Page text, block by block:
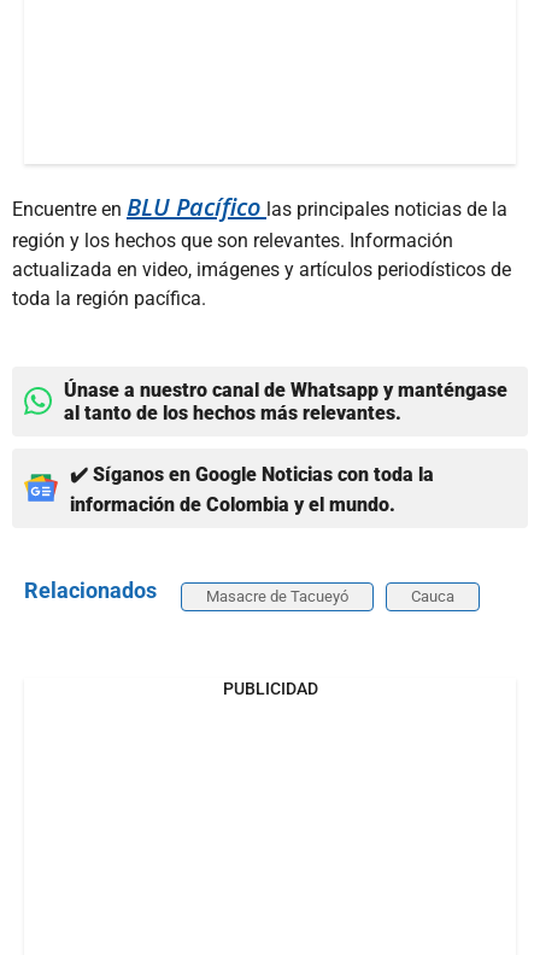
Encuentre en BLU Pacífico las principales noticias de la
región y los hechos que son relevantes. Información
actualizada en video, imágenes y artículos periodísticos de
toda la región pacífica.
Únase a nuestro canal de Whatsapp y manténgase
al tanto de los hechos más relevantes.
✔️ Síganos en Google Noticias con toda la
información de Colombia y el mundo.
Relacionados Masacre de Tacueyó Cauca
PUBLICIDAD